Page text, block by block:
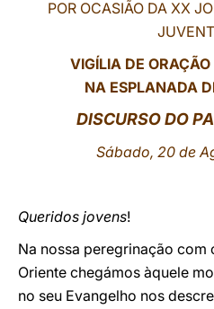
POR OCASIÃO DA XX
VIGÍLIA DE
NA ESPLANADA
DISCURSO DO
Sábado, 20 de
Queridos jovens!
Na nossa peregrinação
Oriente chegámos àquele
no seu Evangelho nos